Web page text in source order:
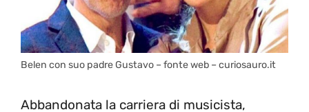
Belen con suo padre Gustavo – fonte web – curiosauro.it
Abbandonata la carriera di musicista,